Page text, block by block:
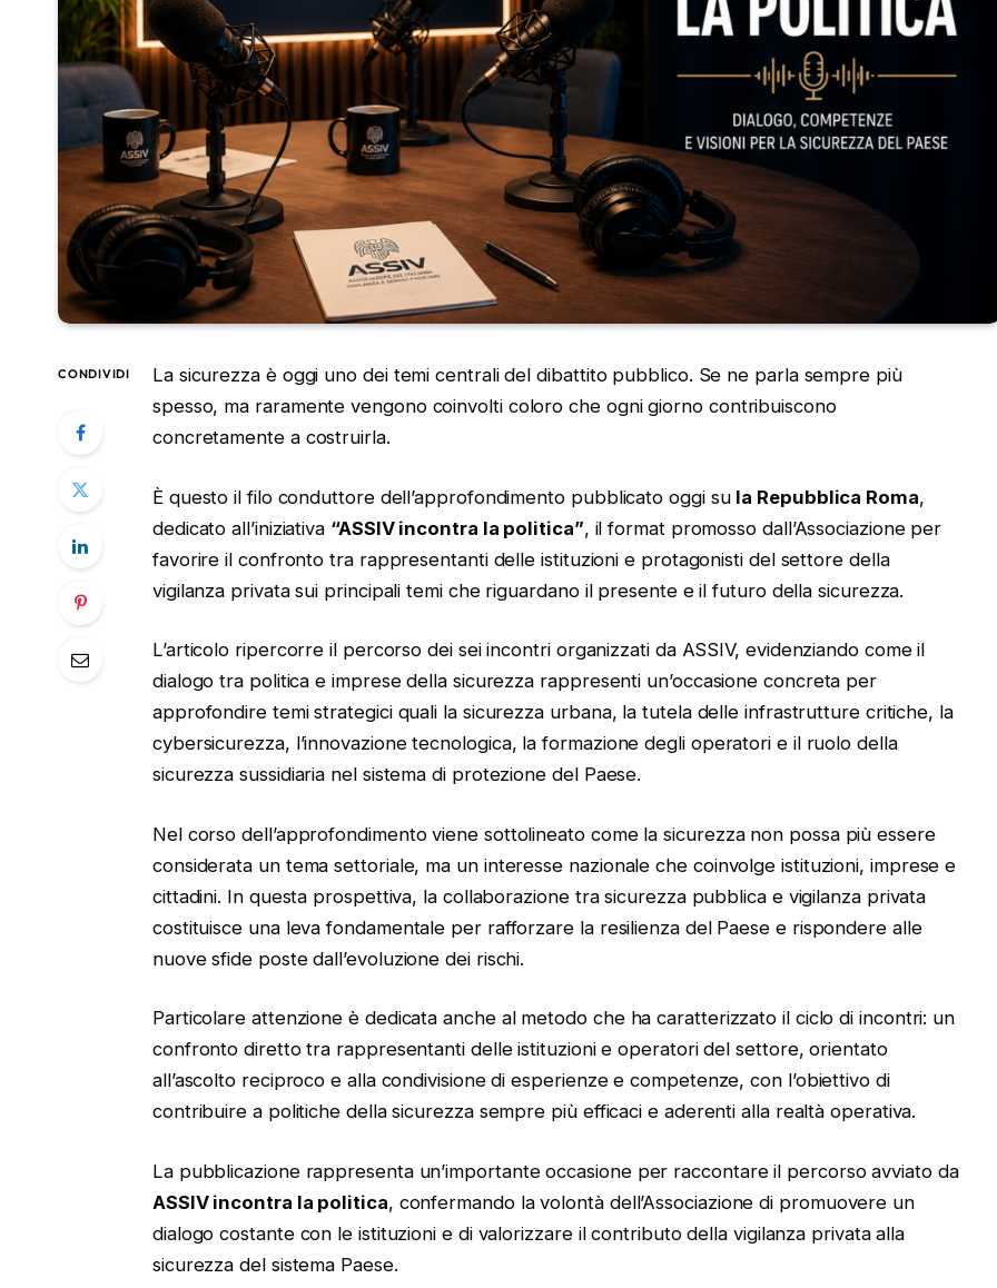
CONDIVIDI
La sicurezza è oggi uno dei temi centrali del dibattito pubblico. Se ne parla sempre più
spesso, ma raramente vengono coinvolti coloro che ogni giorno contribuiscono
concretamente a costruirla.
È questo il filo conduttore dell’approfondimento pubblicato oggi su la Repubblica Roma,
dedicato all’iniziativa “ASSIV incontra la politica”, il format promosso dall’Associazione per
favorire il confronto tra rappresentanti delle istituzioni e protagonisti del settore della
vigilanza privata sui principali temi che riguardano il presente e il futuro della sicurezza.
L’articolo ripercorre il percorso dei sei incontri organizzati da ASSIV, evidenziando come il
dialogo tra politica e imprese della sicurezza rappresenti un’occasione concreta per
approfondire temi strategici quali la sicurezza urbana, la tutela delle infrastrutture critiche, la
cybersicurezza, l’innovazione tecnologica, la formazione degli operatori e il ruolo della
sicurezza sussidiaria nel sistema di protezione del Paese.
Nel corso dell’approfondimento viene sottolineato come la sicurezza non possa più essere
considerata un tema settoriale, ma un interesse nazionale che coinvolge istituzioni, imprese e
cittadini. In questa prospettiva, la collaborazione tra sicurezza pubblica e vigilanza privata
costituisce una leva fondamentale per rafforzare la resilienza del Paese e rispondere alle
nuove sfide poste dall’evoluzione dei rischi.
Particolare attenzione è dedicata anche al metodo che ha caratterizzato il ciclo di incontri: un
confronto diretto tra rappresentanti delle istituzioni e operatori del settore, orientato
all’ascolto reciproco e alla condivisione di esperienze e competenze, con l’obiettivo di
contribuire a politiche della sicurezza sempre più efficaci e aderenti alla realtà operativa.
La pubblicazione rappresenta un’importante occasione per raccontare il percorso avviato da
ASSIV incontra la politica, confermando la volontà dell’Associazione di promuovere un
dialogo costante con le istituzioni e di valorizzare il contributo della vigilanza privata alla
sicurezza del sistema Paese.